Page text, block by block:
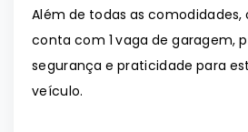
Além de todas as
conta com 1 vaga de garagem,
segurança e praticidade para
veículo.